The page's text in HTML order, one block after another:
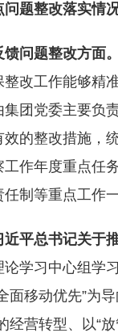
题整改落实情
馈问题整改方面。
改工作能够精
团党委主要负
的整改措施，
作年度重点任
制等重点工作
近平总书记关于
学习中心组学
面移动优先”为
经营转型、以“